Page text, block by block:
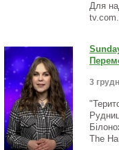
Для
3
The